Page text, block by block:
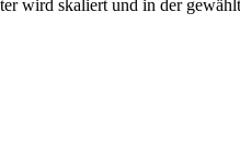
wird skaliert und in der